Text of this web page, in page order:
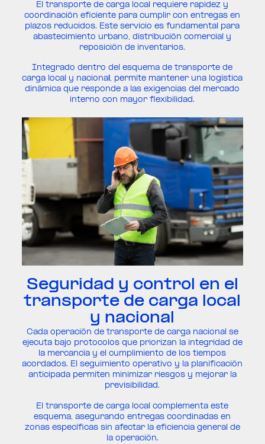
El transporte de carga local requiere rapidez y
coordinación eficiente para cumplir con entregas en
plazos reducidos. Este servicio es fundamental para
abastecimiento urbano, distribución comercial y
reposición de inventarios.
Integrado dentro del esquema de transporte de
carga local y nacional, permite mantener una logística
dinámica que responde a las exigencias del mercado
interno con mayor flexibilidad.
Seguridad y control en el
transporte de carga local
y nacional
Cada operación de transporte de carga nacional se
ejecuta bajo protocolos que priorizan la integridad de
la mercancía y el cumplimiento de los tiempos
acordados. El seguimiento operativo y la planificación
anticipada permiten minimizar riesgos y mejorar la
previsibilidad.
El transporte de carga local complementa este
esquema, asegurando entregas coordinadas en
zonas específicas sin afectar la eficiencia general de
la operación.